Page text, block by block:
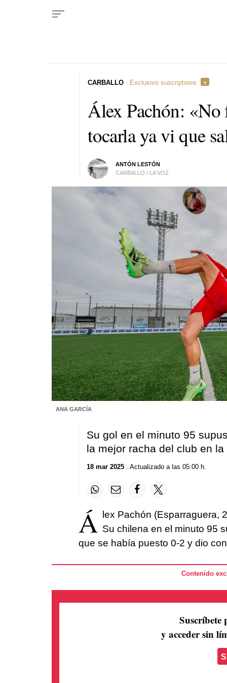
Álex Pachón: «No
tocarla ya vi que
ANTÓN LESTÓN
CARBALLO / LA VOZ
CARBALLO · Exclusivo suscriptores
ANA GARCÍA
Su gol en el minuto 95
la mejor racha del club en
18 mar 2025. Actualizado a las 05:00 h.
Á
lex Pachón (Esparraguera,
Su chilena en el minuto 95
que se había puesto 0-2 y dio
Contenido
Suscríbete
y acceder sin